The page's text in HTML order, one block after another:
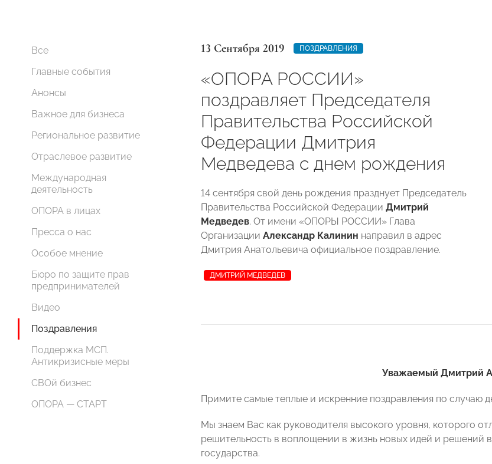
Все
Главные события
Анонсы
Важное для бизнеса
Региональное развитие
Отраслевое развитие
Международная
деятельность
ОПОРА в лицах
Пресса о нас
Особое мнение
Бюро по защите прав
предпринимателей
Видео
Поздравления
Поддержка МСП.
Антикризисные меры
СВОй бизнес
ОПОРА — СТАРТ
13 Сентября 2019 ПОЗДРАВЛЕНИЯ
«ОПОРА РОССИИ»
поздравляет Председателя
Правительства Российской
Федерации Дмитрия
Медведева с днем рождения
14 сентября свой день рождения празднует Председатель
Правительства Российской Федерации Дмитрий
Медведев. От имени «ОПОРЫ РОССИИ» Глава
Организации Александр Калинин направил в адрес
Дмитрия Анатольевича официальное поздравление.
ДМИТРИЙ МЕДВЕДЕВ
Уважаемый Дмитрий
Примите самые теплые и искренние поздравления по случаю
Мы знаем Вас как руководителя высокого уровня, которого
решительность в воплощении в жизнь новых идей и решений
государства.